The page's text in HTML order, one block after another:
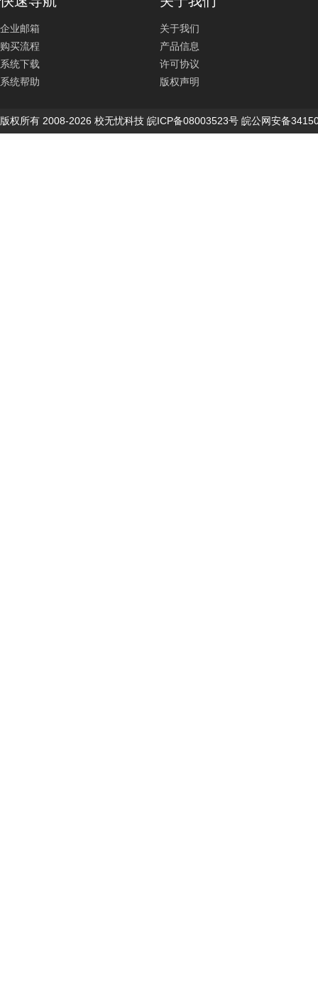
企业邮箱
购买流程
系统下载
系统帮助
关于我们
产品信息
许可协议
版权声明
版权所有 2008-2026 校无忧科技 皖ICP备08003523号 皖公网安备